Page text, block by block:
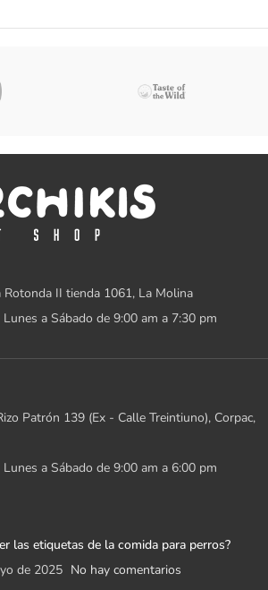
Rotonda II tienda 1061, La Molina
a Sábado de 9:00 am a 7:30 pm
Patrón 139 (Ex - Calle Treintiuno), Corpac,
a Sábado de 9:00 am a 6:00 pm
las etiquetas de la comida para perros?
de 2025 No hay comentarios